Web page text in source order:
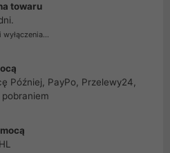
towaru
Później, PayPo, Przelewy24,